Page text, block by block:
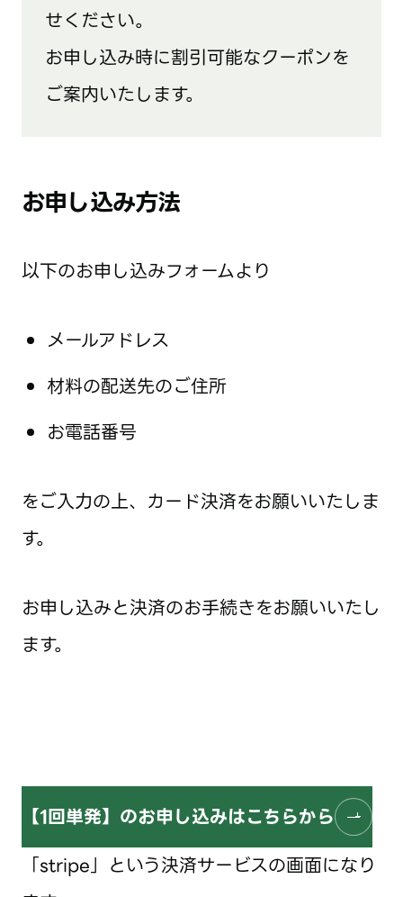
せください。
お申し込み時に割引可能なクーポンを
ご案内いたします。
お申し込み方法
以下のお申し込みフォームより
メールアドレス
材料の配送先のご住所
お電話番号
をご入力の上、カード決済をお願いいたしま
す。
お申し込みと決済のお手続きをお願いいたし
ます。
【1回単発】のお申し込みはこちらから
「stripe」という決済サービスの画面になり